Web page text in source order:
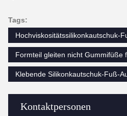
Kontaktpersonen
Tags:
Hochviskositätssilikonkautschuk-
Formteil gleiten nicht Gummifüße
Klebende Silikonkautschuk-Fuß-